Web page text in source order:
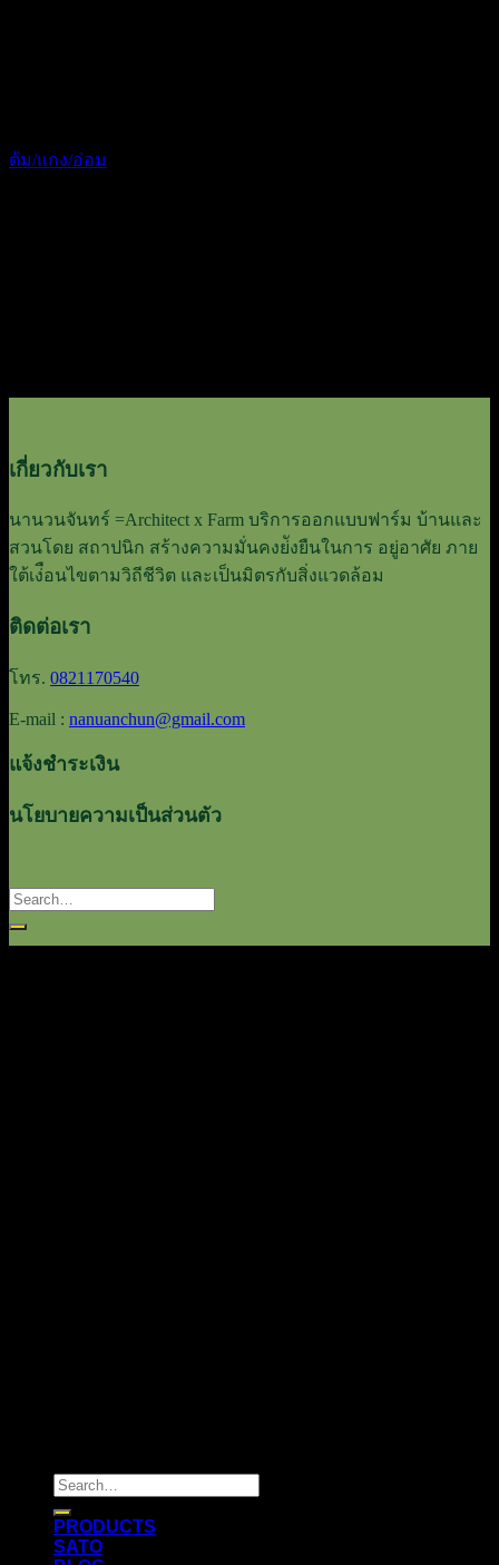
ต้ม/แกง/อ่อม
เกี่ยวกับเรา
นานวนจันทร์ =Architect x Farm บริการออกแบบฟาร์ม บ้านและ
สวนโดย สถาปนิก สร้างความมั่นคงย่ังยืนในการ อยู่อาศัย ภาย
ใต้เง่ือนไขตามวิถีชีวิต และเป็นมิตรกับสิ่งแวดล้อม
ติดต่อเรา
โทร. 0821170540
E-mail : nanuanchun@gmail.com
แจ้งชำระเงิน
นโยบายความเป็นส่วนตัว
Search
for:
Search
for:
PRODUCTS
SATO